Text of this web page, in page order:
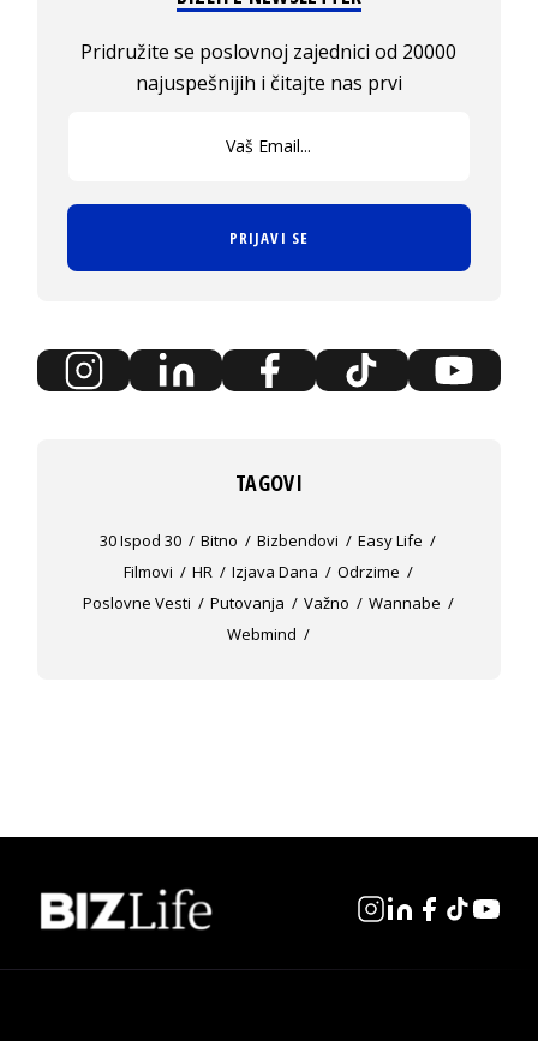
Pridružite se poslovnoj zajednici od 20000
najuspešnijih i čitajte nas prvi
PRIJAVI SE
TAGOVI
30 Ispod 30 Bitno Bizbendovi
Easy Life
Filmovi
HR Izjava Dana
Odrzime
Poslovne Vesti
Putovanja Važno
Wannabe
Webmind